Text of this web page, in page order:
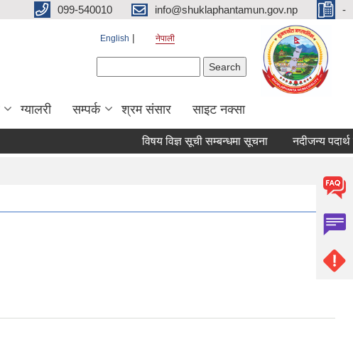
099-540010 info@shuklaphantamun.gov.np -
English नेपाली
ग्यालरी सम्पर्क श्रम संसार साइट नक्सा
विषय विज्ञ सूची सम्बन्धमा सूचना नदीजन्य पदार्थ